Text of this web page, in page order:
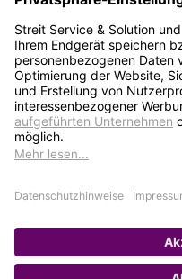
Kontakt
Social Media
* Alle Preise exkl. MwSt. zzgl.